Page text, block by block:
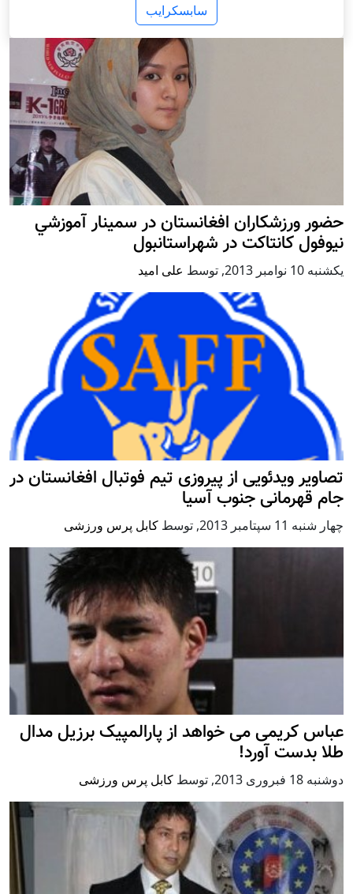
سابسکرایب
حضور ورزشکاران افغانستان در سمينار آموزشي
نيوفول كانتاكت در شهراستانبول
يكشنبه 10 نوامبر 2013 , توسط علی امید
تصاویر ویدئویی از پیروزی تیم فوتبال افغانستان در
جام قهرمانی جنوب آسیا
چهار شنبه 11 سپتامبر 2013 , توسط کابل پرس ورزشی
عباس کریمی می خواهد از پارالمپیک برزیل مدال
طلا بدست آورد!
دوشنبه 18 فبروری 2013 , توسط کابل پرس ورزشی